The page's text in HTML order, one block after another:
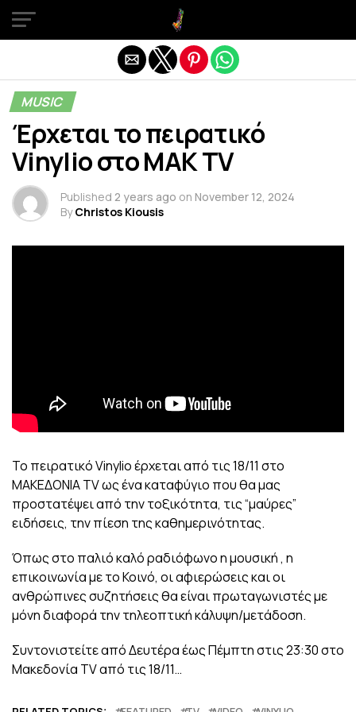
MUSIC
Έρχεται το πειρατικό
Vinylio στο ΜΑΚ TV
Published 2 years ago on November 12, 2024
By Christos Kiousis
Το πειρατικό Vinylio έρχεται από τις 18/11 στο
ΜΑΚΕΔΟΝΙΑ TV ως ένα καταφύγιο που θα μας
προστατέψει από την τοξικότητα, τις “μαύρες”
ειδήσεις, την πίεση της καθημερινότητας.
Όπως στο παλιό καλό ραδιόφωνο η μουσική , η
επικοινωνία με το Κοινό, οι αφιερώσεις και οι
ανθρώπινες συζητήσεις θα είναι πρωταγωνιστές με
μόνη διαφορά την τηλεοπτική κάλυψη/μετάδοση.
Συντονιστείτε από Δευτέρα έως Πέμπτη στις 23:30 στο
Μακεδονία TV από τις 18/11…
Exit mobile version